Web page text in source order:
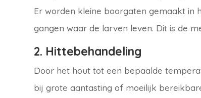
Er worden kleine boorgaten gemaakt in
gangen waar de larven leven. Dit is de
2. Hittebehandeling
Door het hout tot een bepaalde
bij grote aantasting of moeilijk